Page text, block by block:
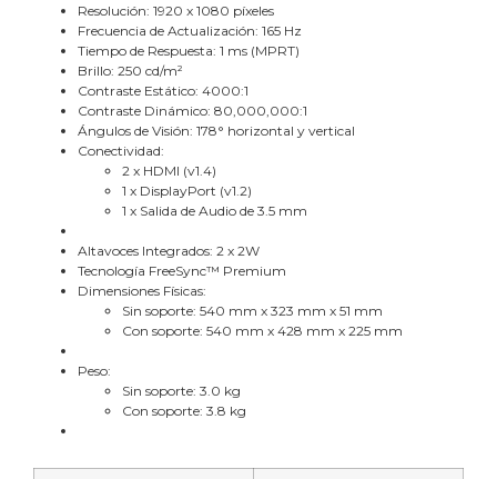
Resolución: 1920 x 1080 píxeles
Frecuencia de Actualización: 165 Hz
Tiempo de Respuesta: 1 ms (MPRT)
Brillo: 250 cd/m²
Contraste Estático: 4000:1
Contraste Dinámico: 80,000,000:1
Ángulos de Visión: 178° horizontal y vertical
Conectividad:
2 x HDMI (v1.4)
1 x DisplayPort (v1.2)
1 x Salida de Audio de 3.5 mm
Altavoces Integrados: 2 x 2W
Tecnología FreeSync™ Premium
Dimensiones Físicas:
Sin soporte: 540 mm x 323 mm x 51 mm
Con soporte: 540 mm x 428 mm x 225 mm
Peso:
Sin soporte: 3.0 kg
Con soporte: 3.8 kg